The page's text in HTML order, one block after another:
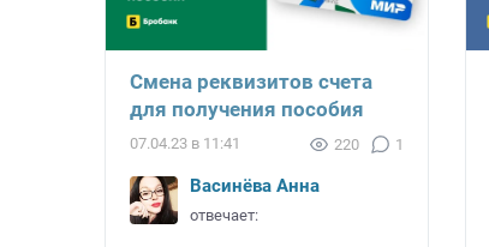
Смена реквизитов счета
для получения пособия
07.04.23 в 11:41 220 1
Васинёва Анна
отвечает: